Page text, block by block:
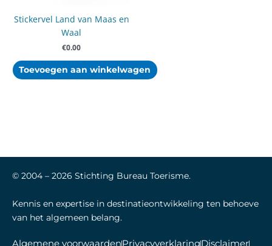
Stickervel Land van Maas en
Waal
€0.00
Toevoegen aan winkelwagen
© 2004 – 2026 Stichting Bureau Toerisme.
Kennis en expertise in destinatieontwikkeling ten behoeve
van het algemeen belang.
Algemene voorwaardenPrivacyverklaringDisclaimer